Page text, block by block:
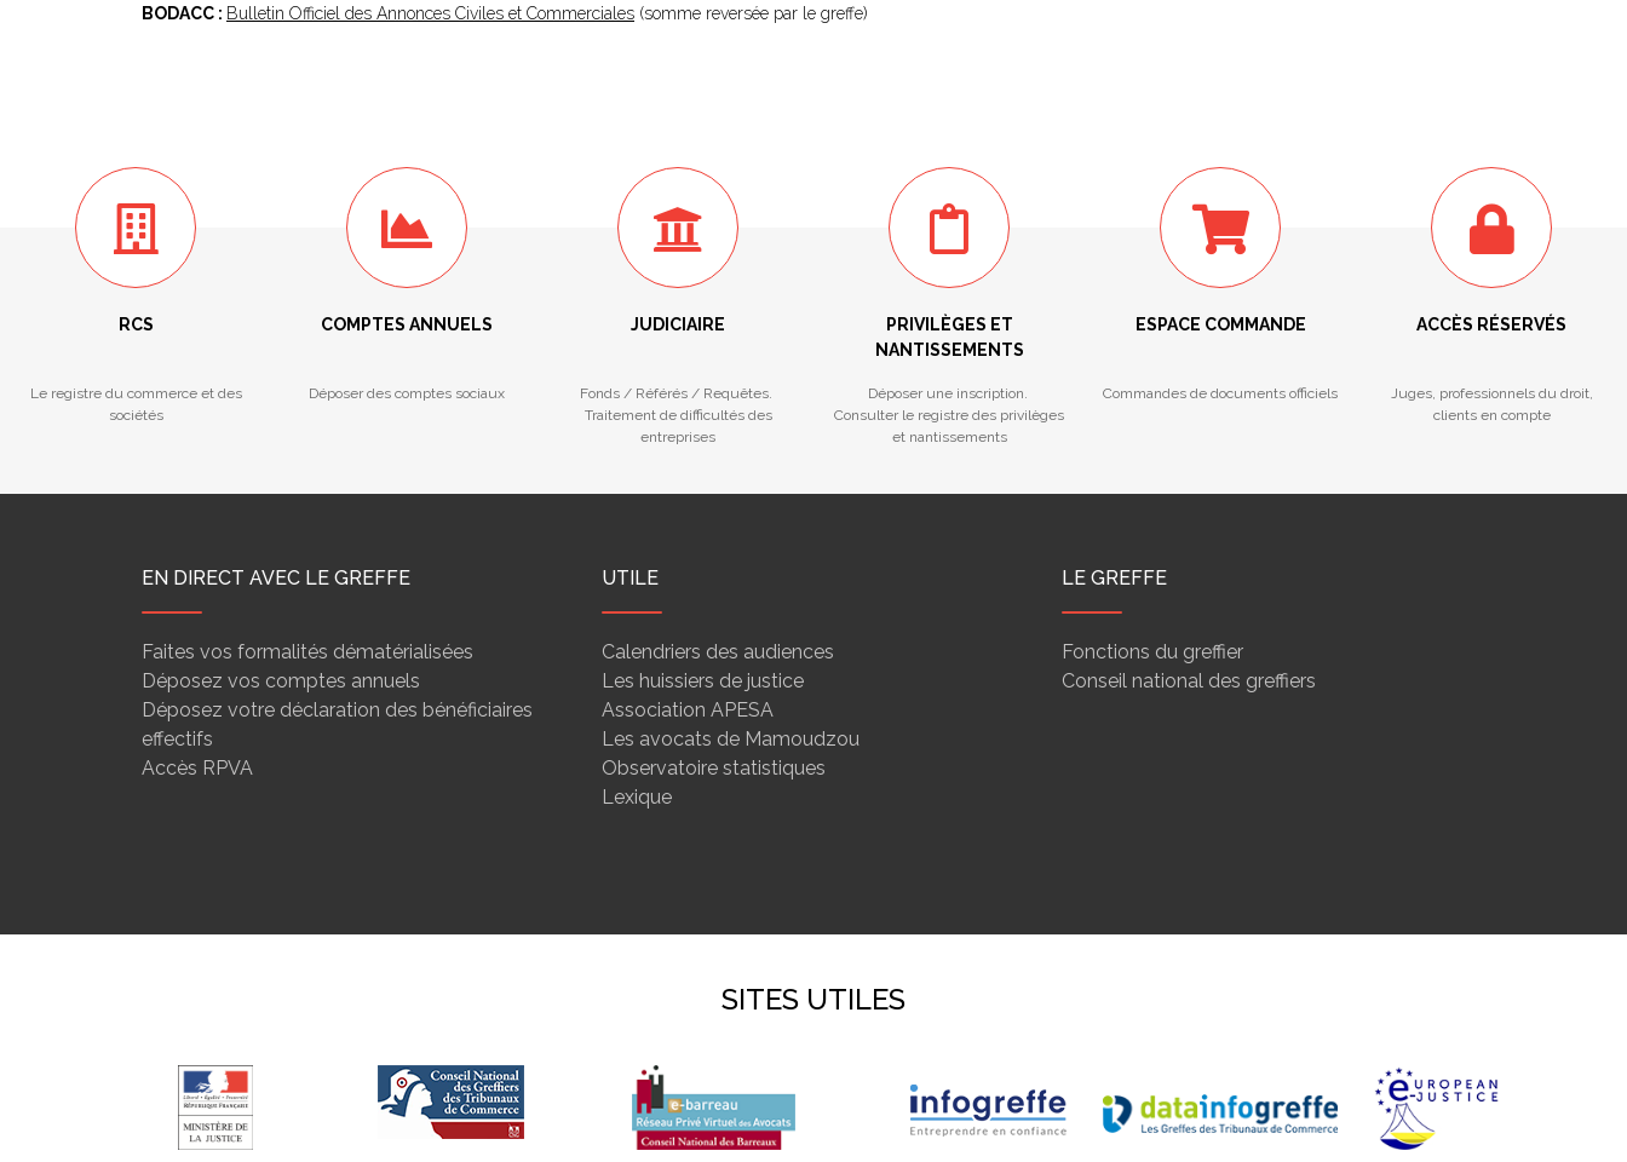
BODACC : Bulletin Officiel des Annonces Civiles et Commerciales (somme reversée par le greffe)
RCS
Le registre du commerce et des
sociétés
COMPTES ANNUELS
Déposer des comptes sociaux
JUDICIAIRE
Fonds / Référés / Requêtes.
Traitement de difficultés des
entreprises
PRIVILÈGES ET
NANTISSEMENTS
Déposer une inscription.
Consulter le registre des privilèges
et nantissements
ESPACE COMMANDE
Commandes de documents officiels
ACCÈS RÉSERVÉS
Juges, professionnels du droit,
clients en compte
EN DIRECT AVEC LE GREFFE
Faites vos formalités dématérialisées
Déposez vos comptes annuels
Déposez votre déclaration des bénéficiaires
effectifs
Accès RPVA
UTILE
Calendriers des audiences
Les huissiers de justice
Association APESA
Les avocats de Mamoudzou
Observatoire statistiques
Lexique
LE GREFFE
Fonctions du greffier
Conseil national des greffiers
SITES UTILES